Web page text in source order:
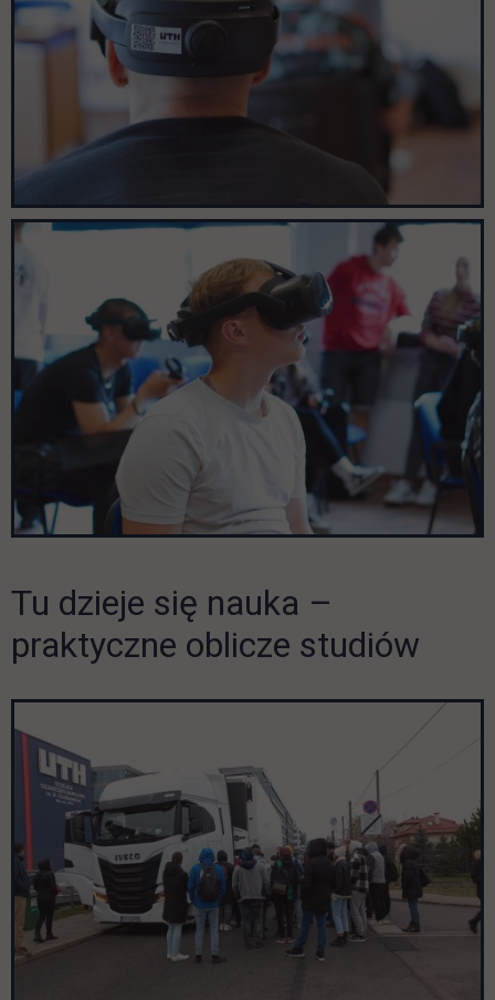
Tu dzieje się nauka –
praktyczne oblicze studiów
Pomiń galerię